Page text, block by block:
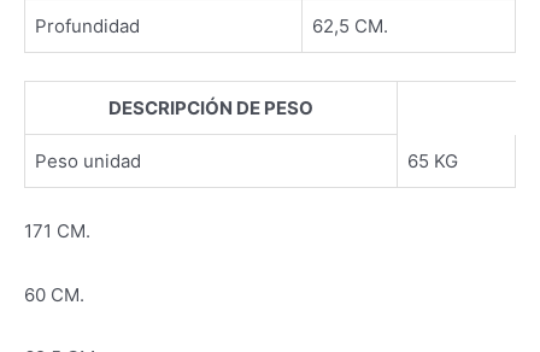
Profundidad 62,5 CM.
DESCRIPCIÓN DE PESO
Peso unidad 65 KG
171 CM.
60 CM.